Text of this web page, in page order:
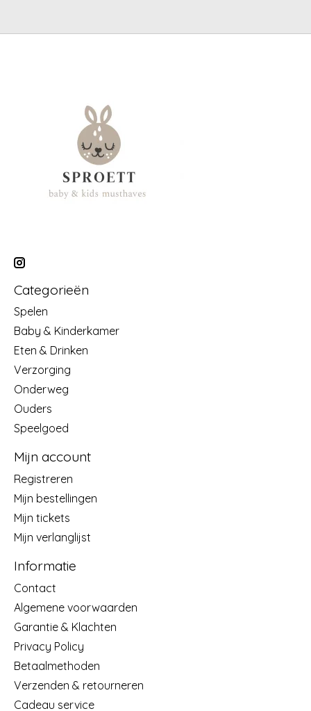
Categorieën
Spelen
Baby & Kinderkamer
Eten & Drinken
Verzorging
Onderweg
Ouders
Speelgoed
Mijn account
Registreren
Mijn bestellingen
Mijn tickets
Mijn verlanglijst
Informatie
Contact
Algemene voorwaarden
Garantie & Klachten
Privacy Policy
Betaalmethoden
Verzenden & retourneren
Cadeau service